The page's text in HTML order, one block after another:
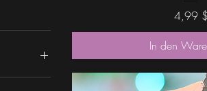
Preis
4,99 $
In den